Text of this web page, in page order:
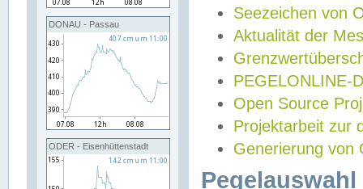
DONAU - Passau
ODER - Eisenhüttenstadt
Seezeichen von
Aktualität der
PEGELONLINE-
Open Source
Projektarbeit zur
Generierung von